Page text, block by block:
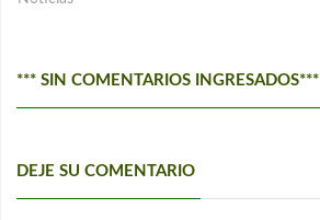
*** SIN COMENTARIOS INGRESADOS***
DEJE SU COMENTARIO